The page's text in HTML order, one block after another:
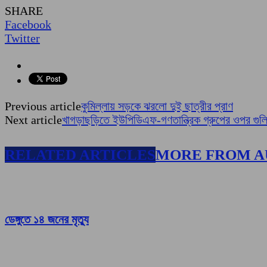
SHARE
Facebook
Twitter
Previous articleকুমিল্লায় সড়কে ঝরলো দুই ছাত্রীর প্রাণ
Next articleখাগড়াছড়িতে ইউপিডিএফ-গণতান্ত্রিক গ্রুপের ওপর গুলি
RELATED ARTICLESMORE FROM
ডেঙ্গুতে ১৪ জনের মৃত্যু